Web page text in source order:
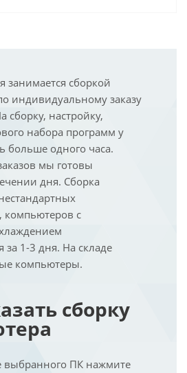
занимается сборкой
индивидуальному заказу
сборку, настройку,
набора программ у
больше одного часа.
мы готовы
дня. Сборка
компьютеров с
за 1-3 дня. На складе
компьютеры.
сборку
выбранного ПК нажмите